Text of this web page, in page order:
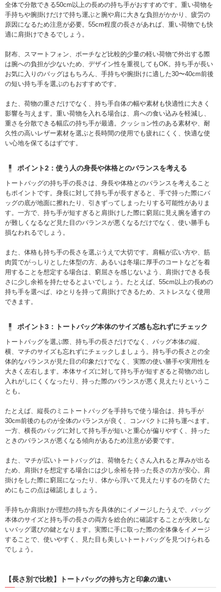
全体で分散できる50cm以上の長めの持ち手がおすすめです。重い荷物を
手持ちや腕掛けだけで持ち運ぶと腕や肩に大きな負担がかかり、疲労の
原因になるため注意が必要。55cm程度の長さがあれば、重い荷物でも快
適に肩掛けできるでしょう。
財布、スマートフォン、ポーチなど比較的少量の軽い荷物で外出する際
は腕への負担が少ないため、デザイン性を重視してもOK。持ち手が長い
お気に入りのバッグはもちろん、手持ちや腕掛けに適した30〜40cm前後
の短い持ち手を選ぶのもおすすめです。
また、荷物の重さだけでなく、持ち手自体の幅や素材も快適性に大きく
影響を与えます。重い荷物を入れる場合は、肩への食い込みを軽減し、
重さを分散できる幅広の持ち手が最適。クッション性のある素材や、耐
久性の高いレザー素材を選ぶと長時間の使用でも疲れにくく、快適な使
い心地を保てるはずです。
ポイント2：使う人の身長や体格とのバランスを考える
トートバッグの持ち手の長さは、身長や体格とのバランスを考えること
もポイントです。身長に対して持ち手が長すぎると、手で持った際にバ
ッグの底が地面に擦れたり、引きずってしまったりする可能性がありま
す。一方で、持ち手が短すぎると肩掛けした際に窮屈に見え腕を通すの
が難しくなるなど見た目のバランスが悪くなるだけでなく、使い勝手も
損なわれるでしょう。
また、体格も持ち手の長さを選ぶうえで大切です。肩幅が広い方や、筋
肉質でがっしりとした体型の方、あるいは冬場に厚手のコートなどを着
用することを想定する場合は、窮屈さを感じないよう、肩掛けできる長
さに少し余裕を持たせるとよいでしょう。たとえば、55cm以上の長めの
持ち手を選べば、ゆとりを持って肩掛けできるため、ストレスなく使用
できます。
ポイント3：トートバッグ本体のサイズ感も忘れずにチェック
トートバッグを選ぶ際、持ち手の長さだけでなく、バッグ本体の縦、
横、マチのサイズも忘れずにチェックしましょう。持ち手の長さとの全
体的なバランスが見た目の印象だけでなく、実際の使い勝手や実用性を
大きく左右します。本体サイズに対して持ち手が短すぎると荷物の出し
入れがしにくくなったり、持った際のバランスが悪く見えたりというこ
とも。
たとえば、縦長のミニトートバッグを手持ちで使う場合は、持ち手が
30cm前後のものが全体のバランスが良く、コンパクトに持ち運べます。
一方、横長のバッグに対して持ち手が短いと重心が偏りやすく、持った
ときのバランスが悪くなる傾向があるため注意が必要です。
また、マチが広いトートバッグは、荷物をたくさん入れると厚みが出る
ため、肩掛けを想定する場合には少し余裕を持った長さの方が安心。肩
掛けをした際に窮屈になったり、体から浮いて見えたりするのを防ぐた
めにもこの点は確認しましょう。
手持ちか肩掛けか理想の持ち方を具体的にイメージしたうえで、バッグ
本体のサイズと持ち手の長さの両方を総合的に確認することが失敗しな
いバッグ選びの鍵となります。実際に手に取った際の全体像をイメージ
することで、使いやすく、見た目も美しいトートバッグを見つけられる
でしょう。
【長さ別で比較】トートバッグの持ち方と印象の違い